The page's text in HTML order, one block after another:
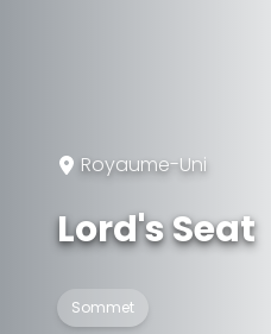
Royaume-Uni
Lord's Seat
Sommet